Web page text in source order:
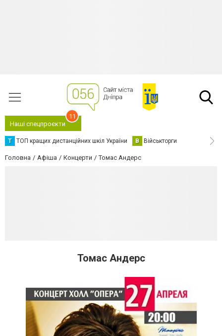
Наші спецпроєкти
11
Т ТОП кращих дистанційних шкіл України В Військторги
Головна Афіша Концерти Томас Андерс
Томас Андерс